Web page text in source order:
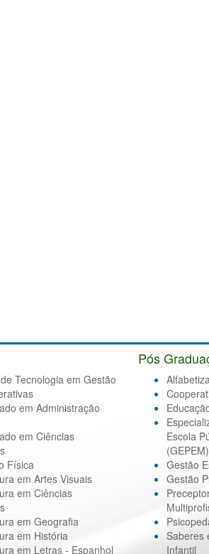
Tecnologia em Gestão
em Administração
em Ciências
Física
em Artes Visuais
em Ciências
em Geografia
em História
em Letras - Espanhol
Pós
Escola
(GEPEM)
Gestão
Gestão
Saberes
Infantil